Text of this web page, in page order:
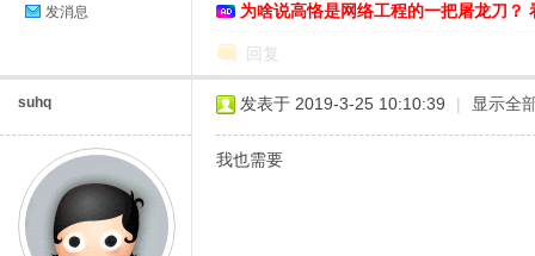
发消息 为啥说高恪是网络工程的一把屠龙刀？
回复
suhq 发表于 2019-3-25 10:10:39 | 显示全
我也需要